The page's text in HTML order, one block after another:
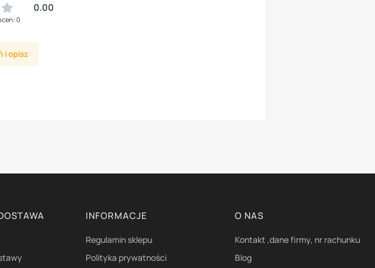
0.00
0
i opisz
INFORMACJE
Regulamin sklepu
Polityka prywatności
O NAS
Kontakt ,dane firmy, nr rachunku
Blog